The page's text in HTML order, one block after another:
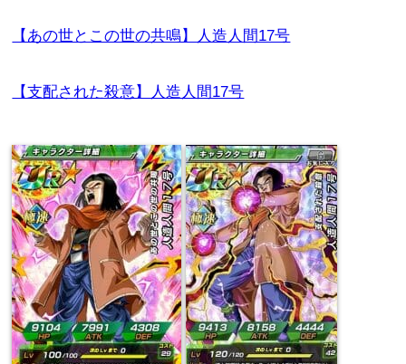
【あの世とこの世の共鳴】人造人間17号
【支配された殺意】人造人間17号